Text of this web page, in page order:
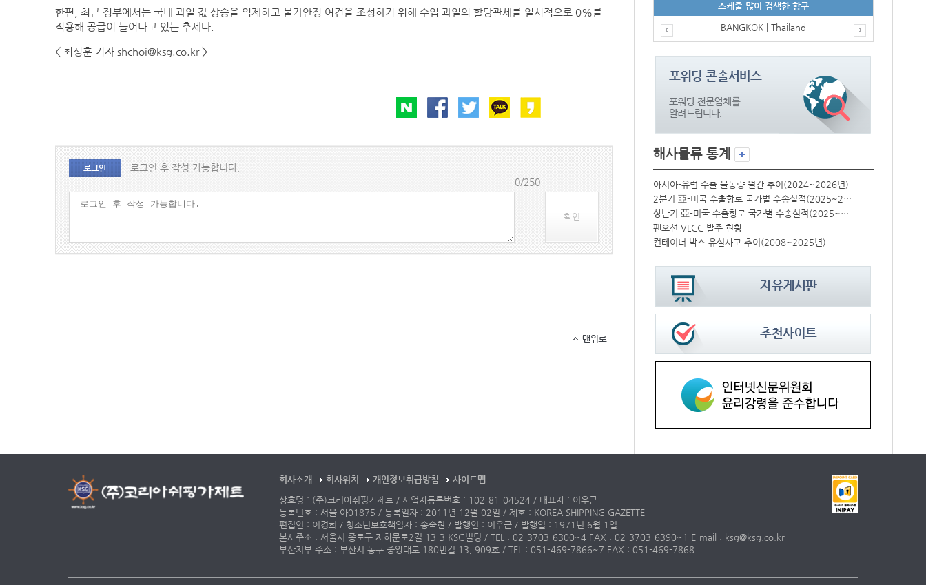
한편, 최근 정부에서는 국내 과일 값 상승을 억제하고 물가안정 여건을 조성하기 위해 수입 과일의 할당관세를 일시적으로 0%를
적용해 공급이 늘어나고 있는 추세다.
< 최성훈 기자 shchoi@ksg.co.kr >
로그인
로그인 후 작성 가능합니다.
0/250
확인
스케줄 많이 검색한 항구
BANGKOK | Thailand
해사물류 통계
아시아-유럽 수출 물동량 월간 추이(2024~2026년)
컨테이너 박스 유실사고 추이(2008~2025년)
아시아-유럽 수출 물동량 월간 추이(2024~2026년)
2분기 亞-미국 수출항로 국가별 수송실적(2025~2026년)
상반기 亞-미국 수출항로 국가별 수송실적(2025~2026년)
팬오션 VLCC 발주 현황
컨테이너 박스 유실사고 추이(2008~2025년)
회사소개 회사위치 개인정보취급방침
사이트맵
상호명 : (주)코리아쉬핑가제트 / 사업자등록번호 : 102-81-04524 / 대표자 : 이우근
등록번호 : 서울 아01875 / 등록일자 : 2011년 12월 02일 / 제호 : KOREA SHIPPING GAZETTE
편집인 : 이경희 / 청소년보호책임자 : 송숙현 / 발행인 : 이우근 / 발행일 : 1971년 6월 1일
본사주소 : 서울시 종로구 자하문로2길 13-3 KSG빌딩 / TEL : 02-3703-6300~4 FAX : 02-3703-6390~1 E-mail : ksg@ksg.co.kr
부산지부 주소 : 부산시 동구 중앙대로 180번길 13, 909호 / TEL : 051-469-7866~7 FAX : 051-469-7868